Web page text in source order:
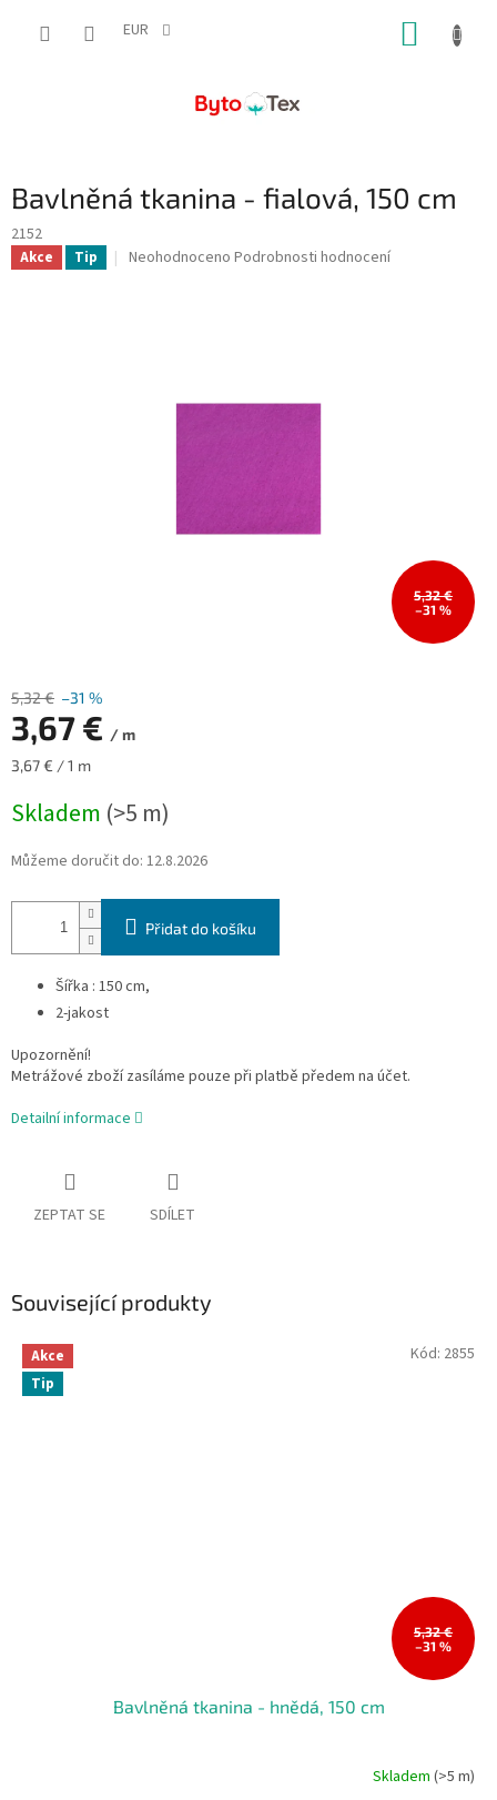
EUR
Bavlněná tkanina - fialová, 150 cm
2152
Akce Tip
Průměrné
hvězdiček.
Neohodnoceno Podrobnosti hodnocení
5,32 €
–31 %
5,32 € –31 %
3,67 € / m
Měrná
3,67 € / 1 m
Skladem (>5 m)
Můžeme doručit do: 12.8.2026
Přidat do košíku
Šířka : 150 cm,
2-jakost
Upozornění!
Metrážové zboží zasíláme pouze při platbě předem na účet.
Detailní informace
ZEPTAT SE SDÍLET
Související produkty
Akce
Tip
5,32 €
–31 %
Bavlněná tkanina - hnědá, 150 cm
Skladem (>5 m)
Kód: 2855